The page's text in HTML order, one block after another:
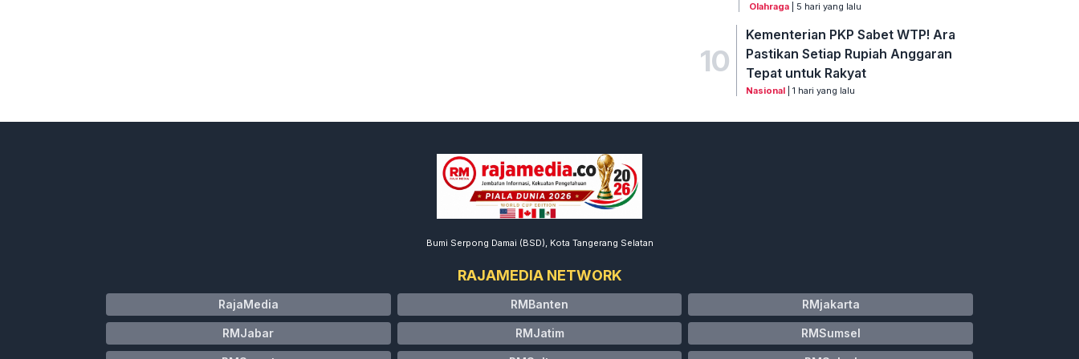
Olahraga| 5 hari yang lalu
10
Kementerian PKP Sabet WTP! Ara
Pastikan Setiap Rupiah Anggaran
Tepat untuk Rakyat
Nasional | 1 hari yang lalu
Bumi Serpong Damai (BSD), Kota Tangerang Selatan
RAJAMEDIA NETWORK
RajaMedia RMBanten RMjakarta
RMJabar RMJatim RMSumsel